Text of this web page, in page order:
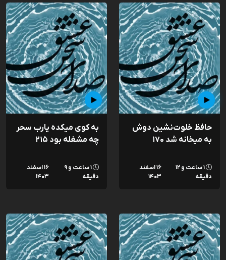
حافظ خلوت‌نشین دوش
به میخانه شد ۱۷۰
۱ ساعت و ۱۲
دقیقه
۱۶ اسفند
۱۴۰۳
به کوی میکده یارب سحر
چه مشغله بود ۲۱۵
۱ ساعت و ۹
دقیقه
۱۶ اسفند
۱۴۰۳